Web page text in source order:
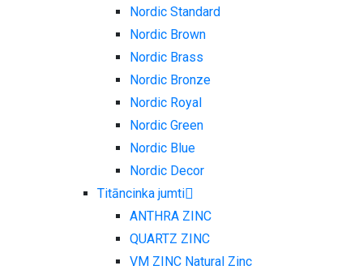
Nordic Standard
Nordic Brown
Nordic Brass
Nordic Bronze
Nordic Royal
Nordic Green
Nordic Blue
Nordic Decor
Titāncinka jumti
ANTHRA ZINC
QUARTZ ZINC
VM ZINC Natural Zinc